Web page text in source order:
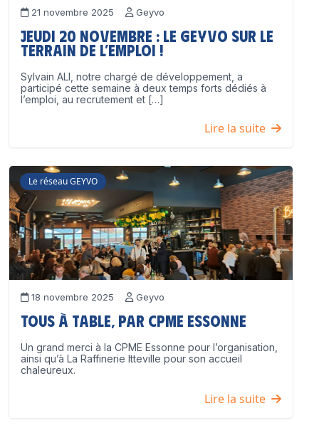
21 novembre 2025 Geyvo
Jeudi 20 novembre : le GEYVO sur le
terrain de l’emploi !
Sylvain ALI, notre chargé de développement, a
participé cette semaine à deux temps forts dédiés à
l’emploi, au recrutement et […]
Lire la suite
Le réseau GEYVO
18 novembre 2025 Geyvo
Tous à table, par CPME Essonne
Un grand merci à la CPME Essonne pour l’organisation,
ainsi qu’à La Raffinerie Itteville pour son accueil
chaleureux.
Lire la suite